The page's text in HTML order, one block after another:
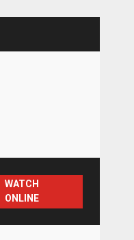
WATCH
ONLINE